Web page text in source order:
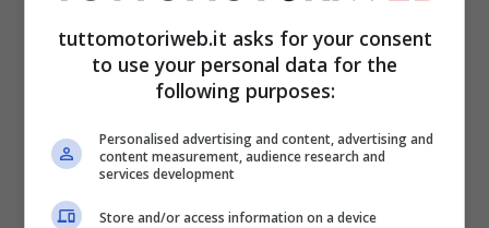
sono felice di poterla cogliere. Salgo in
macchina e voglio godermi questa
giornata e basta!”.
Parentesi o inizio di una
tuttomotoriweb.it asks for your consent
to use your personal data for the
following purposes:
Personalised advertising and content, advertising and
content measurement, audience research and
services development
Store and/or access information on a device